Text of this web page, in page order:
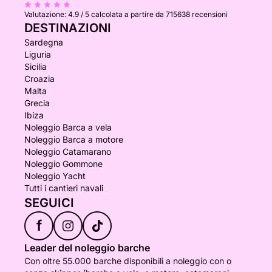
Valutazione: 4.9 / 5 calcolata a partire da 715638 recensioni
DESTINAZIONI
Sardegna
Liguria
Sicilia
Croazia
Malta
Grecia
Ibiza
Noleggio Barca a vela
Noleggio Barca a motore
Noleggio Catamarano
Noleggio Gommone
Noleggio Yacht
Tutti i cantieri navali
SEGUICI
f
Leader del noleggio barche
Con oltre 55.000 barche disponibili a noleggio con o